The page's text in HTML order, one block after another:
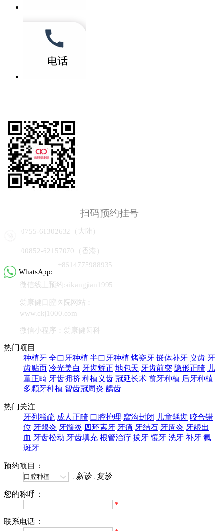
扫码预约挂号
0755-61302632（大陆）
00852-62157070（香港）
WhatsApp:
+8614775988935
微信线上预约:aikangjian1995
爱康健口腔医院网站：
www.ckj1000.com
微信小程序：爱康健齿科
热门项目
种植牙 全口牙种植 半口牙种植 烤瓷牙 嵌体补牙 义齿 牙
齿贴面 冷光美白 牙齿矫正 地包天 牙齿前突 隐形正畸 儿
童正畸 牙齿拥挤 种植义齿 冠延长术 前牙种植 后牙种植
多颗牙种植 智齿冠周炎 龋齿
热门关注
牙列稀疏 成人正畸 口腔护理 窝沟封闭 儿童龋齿 咬合错
位 牙龈炎 牙髓炎 四环素牙 牙痛 牙结石 牙周炎 牙龈出
血 牙齿松动 牙齿填充 根管治疗 拔牙 镶牙 洗牙 补牙 氟
斑牙
预约项目：
新诊
复诊
您的称呼：
*
联系电话：